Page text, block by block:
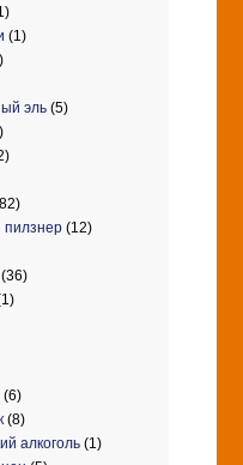
(1)
эль (5)
пилзнер (12)
(36)
(6)
(8)
алкоголь (1)